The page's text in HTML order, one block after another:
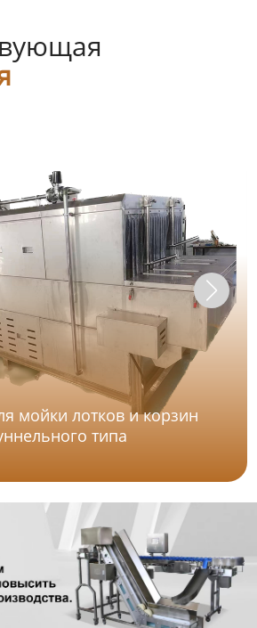
мойки лотков и корзин
типа